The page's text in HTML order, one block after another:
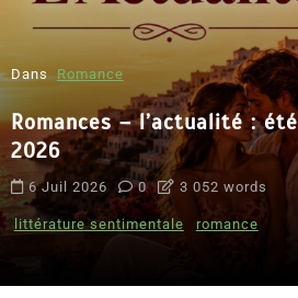
Dans Romance
Romances – l’actualité : été
2026
6 Juil 2026 0 3 052 words
littérature sentimentale romance